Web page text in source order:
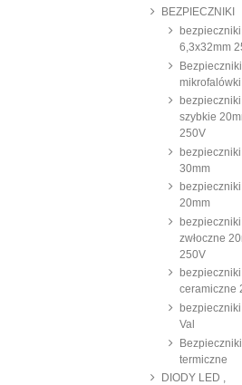
BEZPIECZNIKI
bezpieczniki
6,3x32mm
bezpieczniki
szybkie
250V
bezpieczniki
30mm
bezpieczniki
20mm
bezpieczniki
zwłoczne
250V
bezpieczniki
ceramiczne
Val
Bezpieczniki
termiczne
DIODY LED ,